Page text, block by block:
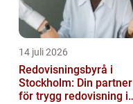
14 juli 2026
Redovisningsbyrå i
Stockholm: Din partner
för trygg redovisning i